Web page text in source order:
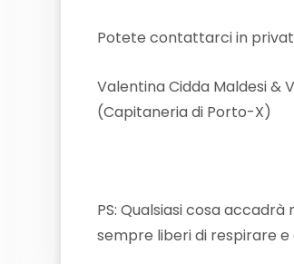
Potete contattarci in privato
Valentina Cidda Maldesi &
(Capitaneria di Porto-X)
PS: Qualsiasi cosa
sempre liberi di respirare e